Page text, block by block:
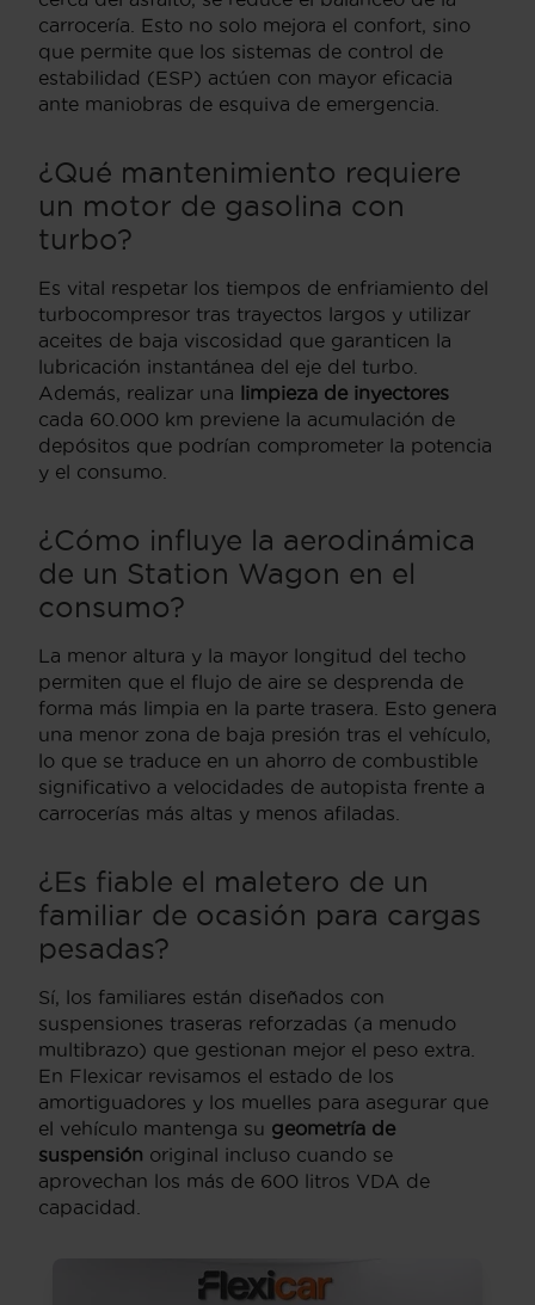
carrocería. Esto no solo mejora el confort, sino
que permite que los sistemas de control de
estabilidad (ESP) actúen con mayor eficacia
ante maniobras de esquiva de emergencia.
¿Qué mantenimiento requiere
un motor de gasolina con
turbo?
Es vital respetar los tiempos de enfriamiento del
turbocompresor tras trayectos largos y utilizar
aceites de baja viscosidad que garanticen la
lubricación instantánea del eje del turbo.
Además, realizar una limpieza de inyectores
cada 60.000 km previene la acumulación de
depósitos que podrían comprometer la potencia
y el consumo.
¿Cómo influye la aerodinámica
de un Station Wagon en el
consumo?
La menor altura y la mayor longitud del techo
permiten que el flujo de aire se desprenda de
forma más limpia en la parte trasera. Esto genera
una menor zona de baja presión tras el vehículo,
lo que se traduce en un ahorro de combustible
significativo a velocidades de autopista frente a
carrocerías más altas y menos afiladas.
¿Es fiable el maletero de un
familiar de ocasión para cargas
pesadas?
Sí, los familiares están diseñados con
suspensiones traseras reforzadas (a menudo
multibrazo) que gestionan mejor el peso extra.
En Flexicar revisamos el estado de los
amortiguadores y los muelles para asegurar que
el vehículo mantenga su geometría de
suspensión original incluso cuando se
aprovechan los más de 600 litros VDA de
capacidad.